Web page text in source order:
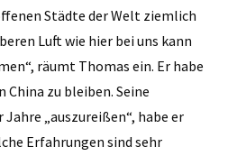
Städte der Welt ziemlich
Luft wie hier bei uns kann
räumt Thomas ein. Er habe
zu bleiben. Seine
„auszureißen“, habe er
Erfahrungen sind sehr